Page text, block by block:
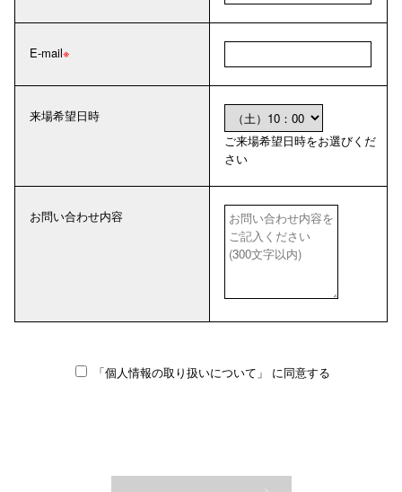
E-mail
来場希望日時
ご来場希望日時をお選びくだ
さい
お問い合わせ内容
「個人情報の取り扱いについて」 に同意する